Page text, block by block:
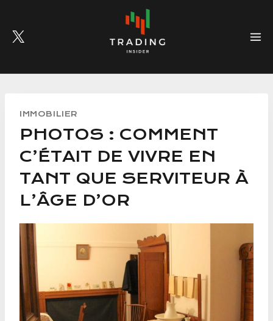
content
IMMOBILIER
PHOTOS : COMMENT
C’ÉTAIT DE VIVRE EN
TANT QUE SERVITEUR À
L’ÂGE D’OR